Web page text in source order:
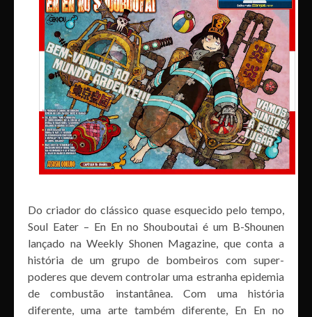
Do criador do clássico quase esquecido pelo tempo,
Soul Eater – En En no Shouboutai é um B-Shounen
lançado na Weekly Shonen Magazine, que conta a
história de um grupo de bombeiros com super-
poderes que devem controlar uma estranha epidemia
de combustão instantânea. Com uma história
diferente, uma arte também diferente, En En no